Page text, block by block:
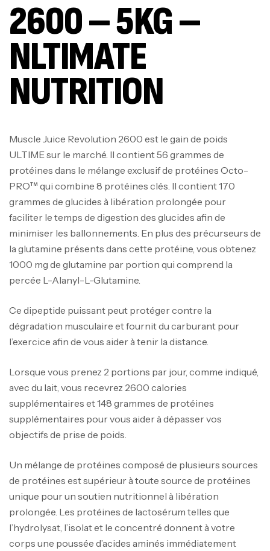
2600 – 5KG –
NLTIMATE
NUTRITION
Muscle Juice Revolution 2600 est le gain de poids
ULTIME sur le marché. Il contient 56 grammes de
protéines dans le mélange exclusif de protéines Octo-
PRO™ qui combine 8 protéines clés. Il contient 170
grammes de glucides à libération prolongée pour
faciliter le temps de digestion des glucides afin de
minimiser les ballonnements. En plus des précurseurs de
la glutamine présents dans cette protéine, vous obtenez
1000 mg de glutamine par portion qui comprend la
percée L-Alanyl-L-Glutamine.
Ce dipeptide puissant peut protéger contre la
dégradation musculaire et fournit du carburant pour
l’exercice afin de vous aider à tenir la distance.
Lorsque vous prenez 2 portions par jour, comme indiqué,
avec du lait, vous recevrez 2600 calories
supplémentaires et 148 grammes de protéines
supplémentaires pour vous aider à dépasser vos
objectifs de prise de poids.
Un mélange de protéines composé de plusieurs sources
de protéines est supérieur à toute source de protéines
unique pour un soutien nutritionnel à libération
prolongée. Les protéines de lactosérum telles que
l’hydrolysat, l’isolat et le concentré donnent à votre
corps une poussée d’acides aminés immédiatement